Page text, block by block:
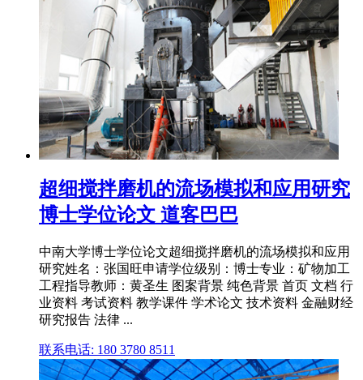
超细搅拌磨机的流场模拟和应用研究
博士学位论文 道客巴巴
中南大学博士学位论文超细搅拌磨机的流场模拟和应用
研究姓名：张国旺申请学位级别：博士专业：矿物加工
工程指导教师：黄圣生 图案背景 纯色背景 首页 文档 行
业资料 考试资料 教学课件 学术论文 技术资料 金融财经
研究报告 法律 ...
联系电话: 180 3780 8511